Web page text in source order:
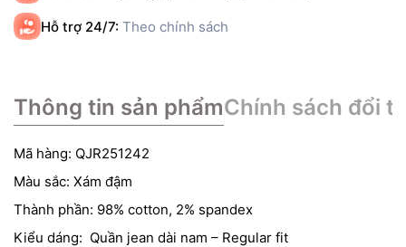
Hỗ trợ 24/7: Theo chính sách
Thông tin sản phẩmChính sách đổi
Mã hàng: QJR251242
Màu sắc: Xám đậm
Thành phần: 98% cotton, 2% spandex
Kiểu dáng: Quần jean dài nam – Regular fit